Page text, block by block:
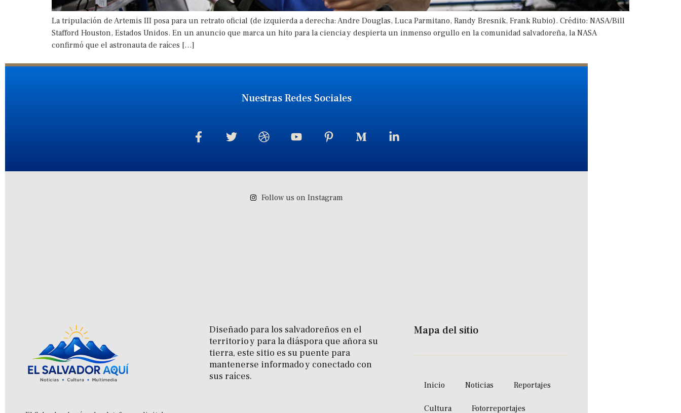
La tripulación de Artemis III posa para un retrato oficial (de izquierda a derecha: Andre Douglas, Luca Parmitano, Randy Bresnik, Frank Rubio). Crédito: NASA/Bill
Stafford Houston, Estados Unidos. En un anuncio que marca un hito para la ciencia y despierta un inmenso orgullo en la comunidad salvadoreña, la NASA
confirmó que el astronauta de raíces […]
Nuestras Redes Sociales
Follow us on Instagram
Diseñado para los salvadoreños en el
territorio y para la diáspora que añora su
tierra, este sitio es su puente para
mantenerse informado y conectado con
sus raíces.
Mapa del sitio
Inicio Noticias Reportajes
Cultura Fotorreportajes